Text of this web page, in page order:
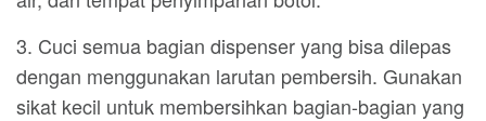
3. Cuci semua bagian dispenser yang bisa dilepas
dengan menggunakan larutan pembersih. Gunakan
sikat kecil untuk membersihkan bagian-bagian yang